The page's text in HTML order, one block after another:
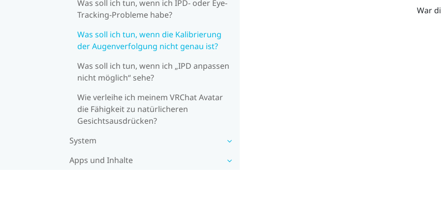
Was soll ich tun, wenn ich IPD- oder Eye-
Tracking-Probleme habe?
Was soll ich tun, wenn die Kalibrierung
der Augenverfolgung nicht genau ist?
Was soll ich tun, wenn ich „IPD anpassen
nicht möglich“ sehe?
Wie verleihe ich meinem VRChat Avatar
die Fähigkeit zu natürlicheren
Gesichtsausdrücken?
System
Apps und Inhalte
War